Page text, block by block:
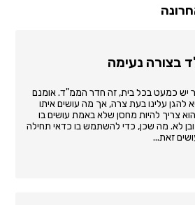
בצורה נעימה
יש כמעט בכל בית, זה חדר הממ"ד. אומנם
עלינו בעת צרה, אך מה עושים איתו
צריך להיות מחסן שלא באמת עושים בו
לא. מה שכן, כדי להשתמש בו כדאי תחילה
זאת...